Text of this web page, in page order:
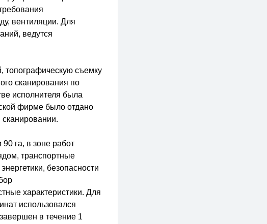
вентиляции. Для
ведутся
топографическую съемку
сканирования по
исполнителя была
фирме было отдано
га, в зоне работ
транспортные
безопасности
характеристики. Для
использовался
в течение 1